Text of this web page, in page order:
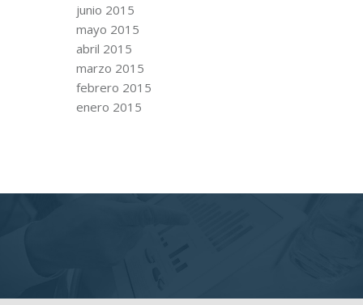
junio 2015
mayo 2015
abril 2015
marzo 2015
febrero 2015
enero 2015